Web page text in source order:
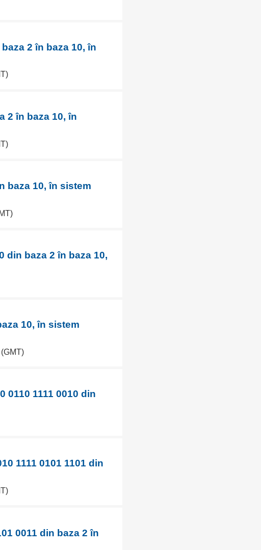
2 în baza 10, în
2 în baza 10, în
baza 10, în sistem
din baza 2 în baza 10,
10, în sistem
0110 1111 0010 din
1111 0101 1101 din
0011 din baza 2 în